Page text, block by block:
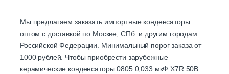
Мы предлагаем заказать импортные конденсаторы
оптом с доставкой по Москве, СПб. и другим городам
Российской Федерации. Минимальный порог заказа от
1000 рублей. Чтобы приобрести зарубежные
керамические конденсаторы 0805 0,033 мкФ X7R 50В